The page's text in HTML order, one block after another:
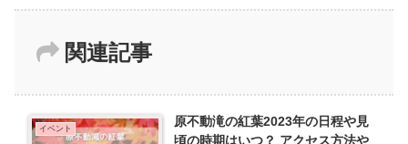
関連記事
イベント
原不動滝の紅葉2023年の日程や見
頃の時期はいつ？ アクセス方法や